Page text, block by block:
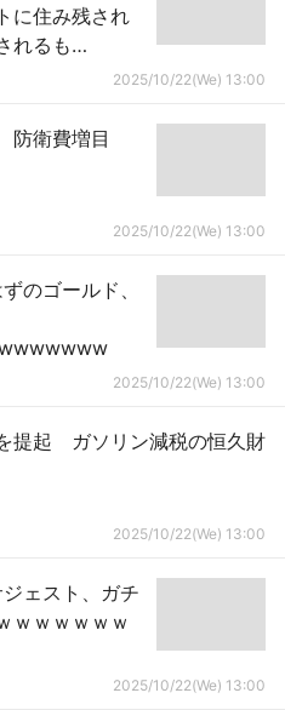
に住み残され
れるも…
2025/10/22(We) 13:00
防衛費増目
2025/10/22(We) 13:00
のゴールド、
2025/10/22(We) 13:00
提起 ガソリン減税の恒久財
2025/10/22(We) 13:00
ジェスト、ガチ
ｗｗｗｗｗｗ
2025/10/22(We) 13:00